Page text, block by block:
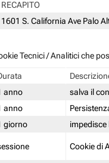
RECAPITO
1601 S. California Ave Palo
Tecnici / Analitici che
anno
salva il
anno
giorno
Cookie di